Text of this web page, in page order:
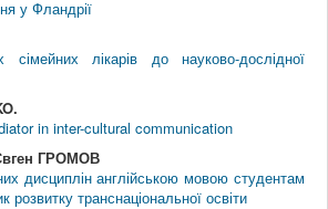
у Фландрії
сімейних лікарів до науково-дослідної
in inter-cultural communication
ГРОМОВ
дисциплін англійською мовою студентам
розвитку транснаціональної освіти